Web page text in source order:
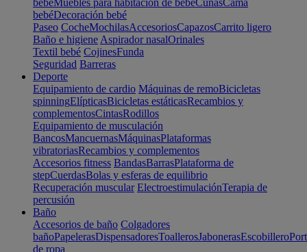
bebéMuebles para habitación de bebéCunasCama
bebéDecoración bebé
Paseo CocheMochilasAccesoriosCapazosCarrito ligero
Baño e higiene Aspirador nasalOrinales
Textil bebé CojinesFunda
Seguridad Barreras
Deporte
Equipamiento de cardio Máquinas de remoBicicletas
spinningElípticasBicicletas estáticasRecambios y
complementosCintasRodillos
Equipamiento de musculación
BancosMancuernasMáquinasPlataformas
vibratoriasRecambios y complementos
Accesorios fitness BandasBarrasPlataforma de
stepCuerdasBolas y esferas de equilibrio
Recuperación muscular ElectroestimulaciónTerapia de
percusión
Baño
Accesorios de baño Colgadores
bañoPapelerasDispensadoresToallerosJabonerasEscobillero
de ropa